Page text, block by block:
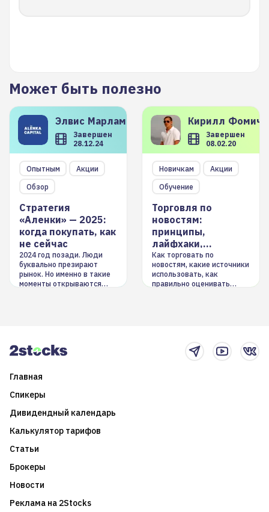
Может быть полезно
Элвис Марламов
Завершен
28.12.24
Опытным
Акции
Обзор
Стратегия
«Аленки» — 2025:
когда покупать, как
не сейчас
2024 год позади. Люди
буквально презирают
рынок. Но именно в такие
моменты открываются
Кирилл
Завершен
08.02.20
Новичкам
Акции
Обучение
Торговля по
новостям:
принципы,
лайфхаки,
инструменты
Как торговать по
новостям, какие источники
использовать, как
правильно оценивать
Главная
Спикеры
Дивидендный календарь
Калькулятор тарифов
Статьи
Брокеры
Новости
Реклама на 2Stocks